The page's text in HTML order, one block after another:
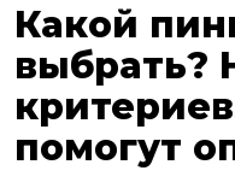
Какой
выбрать?
помогут